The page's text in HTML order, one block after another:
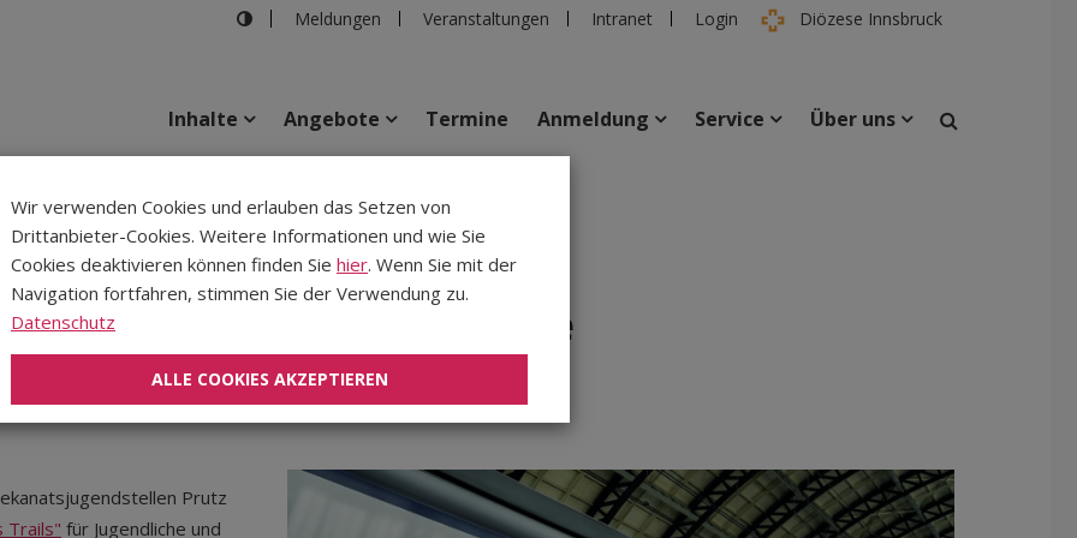
Meldungen Veranstaltungen Intranet Login Diözese Innsbruck
Inhalte Angebote Termine Anmeldung Service Über uns
Trails: Auf Schiene
Prutz
Trails" für Jugendliche und
Wir verwenden Cookies und erlauben das Setzen von
Drittanbieter-Cookies. Weitere Informationen und wie Sie
Cookies deaktivieren können finden Sie hier. Wenn Sie mit der
Navigation fortfahren, stimmen Sie der Verwendung zu.
Datenschutz
ALLE COOKIES AKZEPTIEREN